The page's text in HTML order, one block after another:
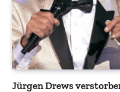
Jürgen Drews